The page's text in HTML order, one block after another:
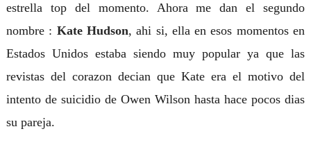
estrella top del momento. Ahora me dan el segundo
nombre : Kate Hudson, ahi si, ella en esos momentos en
Estados Unidos estaba siendo muy popular ya que las
revistas del corazon decian que Kate era el motivo del
intento de suicidio de Owen Wilson hasta hace pocos dias
su pareja.